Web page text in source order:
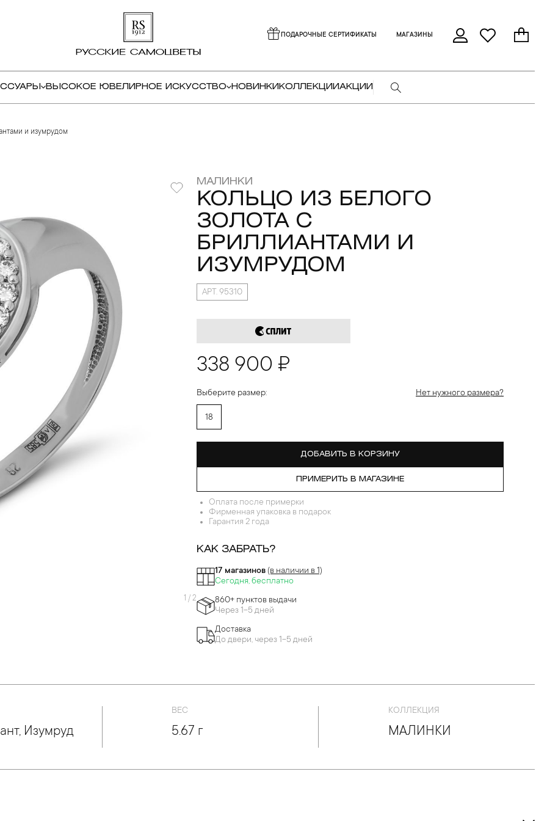
ПОДАРОЧНЫЕ СЕРТИФИКАТЫ МАГАЗИНЫ
ВЫСОКОЕ ЮВЕЛИРНОЕ ИСКУССТВО НОВИНКИ КОЛЛЕКЦИИАКЦИИ
и изумрудом
1 / 2
МАЛИНКИ
КОЛЬЦО ИЗ БЕЛОГО
ЗОЛОТА С
БРИЛЛИАНТАМИ И
ИЗУМРУДОМ
АРТ. 95310
338 900 ₽
Выберите размер: Нет нужного размера?
18
ДОБАВИТЬ В КОРЗИНУ
ПРИМЕРИТЬ В МАГАЗИНЕ
Оплата после примерки
Фирменная упаковка в подарок
Гарантия 2 года
КАК ЗАБРАТЬ?
17 магазинов (в наличии в 1)
Сегодня, бесплатно
860+ пунктов выдачи
Через 1-5 дней
Доставка
До двери, через 1-5 дней
Изумруд
ВЕС
5.67 г
КОЛЛЕКЦИЯ
МАЛИНКИ